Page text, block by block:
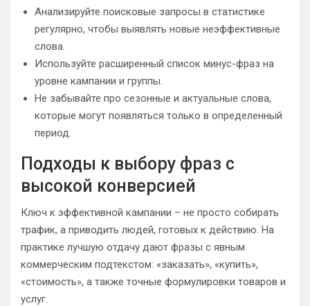
Анализируйте поисковые запросы в статистике
регулярно, чтобы выявлять новые неэффективные
слова.
Используйте расширенный список минус-фраз на
уровне кампании и группы.
Не забывайте про сезонные и актуальные слова,
которые могут появляться только в определенный
период.
Подходы к выбору фраз с
высокой конверсией
Ключ к эффективной кампании – не просто собирать
трафик, а приводить людей, готовых к действию. На
практике лучшую отдачу дают фразы с явным
коммерческим подтекстом: «заказать», «купить»,
«стоимость», а также точные формулировки товаров и
услуг.